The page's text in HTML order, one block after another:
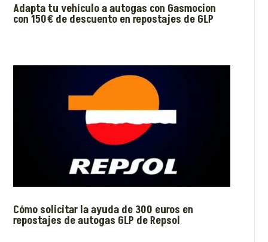
Adapta tu vehículo a autogas con Gasmocion
con 150€ de descuento en repostajes de GLP
Cómo solicitar la ayuda de 300 euros en
repostajes de autogas GLP de Repsol